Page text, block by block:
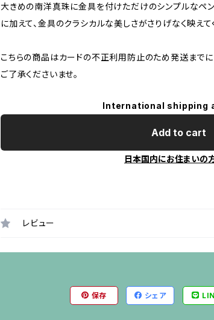
大きめの南洋真珠に金具を付けただけのシンプルなペ
に加えて、金具のクラシカルな美しさがさりげなく映えて
こちらの商品はカードの不正利用防止のため発送までに
ご了承くださいませ。
International shipping
Add to cart
日本国内にお住まいの
レビュー
保存 シェア